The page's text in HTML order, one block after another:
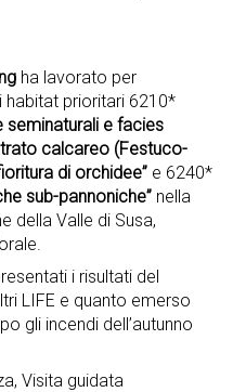
ha lavorato per
habitat prioritari 6210*
seminaturali e facies
calcareo (Festuco-
di orchidee” e 6240*
sub-pannoniche” nella
della Valle di Susa,
i risultati del
LIFE e quanto emerso
gli incendi dell’autunno
Visita guidata